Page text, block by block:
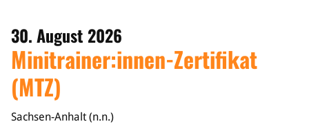
30. August 2026
Minitrainer:innen-Zertifikat
(MTZ)
Sachsen-Anhalt (n.n.)